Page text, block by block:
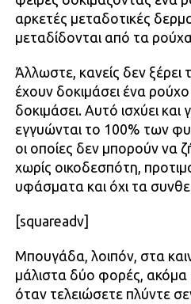
αρκετές μεταδοτικές
μεταδίδονται από τα
Άλλωστε, κανείς δεν ξέρει
έχουν δοκιμάσει ένα
δοκιμάσει. Αυτό ισχύει και
εγγυώνται το 100% των
οι οποίες δεν μπορούν να
χωρίς οικοδεσπότη,
υφάσματα και όχι τα
[squareadv]
Μπουγάδα, λοιπόν, στα
μάλιστα δύο φορές, ακόμα
όταν τελειώσετε πλύντε